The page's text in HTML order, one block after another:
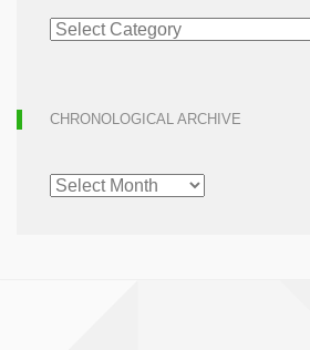
ARTICLE
ARCHIVE
CHRONOLOGICAL ARCHIVE
CHRONOLOGICAL
ARCHIVE